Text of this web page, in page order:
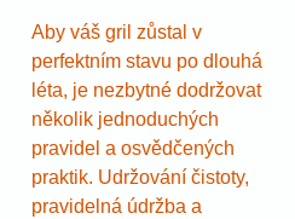
Aby váš gril zůstal v
perfektním stavu po dlouhá
léta, je nezbytné dodržovat
několik jednoduchých
pravidel a osvědčených
praktik. Udržování čistoty,
pravidelná údržba a